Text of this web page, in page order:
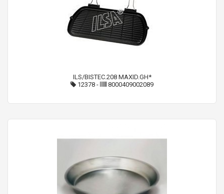
ILS/BISTEC.208 MAXID.GH*
12378 - 8000409002089